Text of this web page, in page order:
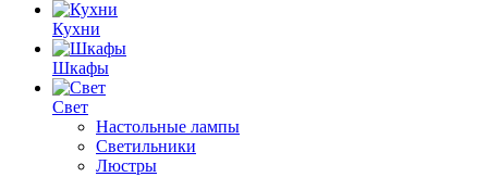
Кухни
Шкафы
Свет
Настольные лампы
Светильники
Люстры